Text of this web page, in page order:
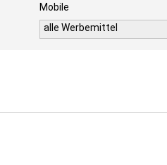
Mobile
alle Werbemittel